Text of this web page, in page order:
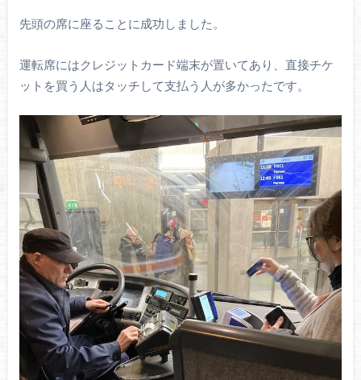
先頭の席に座ることに成功しました。
運転席にはクレジットカード端末が置いてあり、直接チケ
ットを買う人はタッチして支払う人が多かったです。